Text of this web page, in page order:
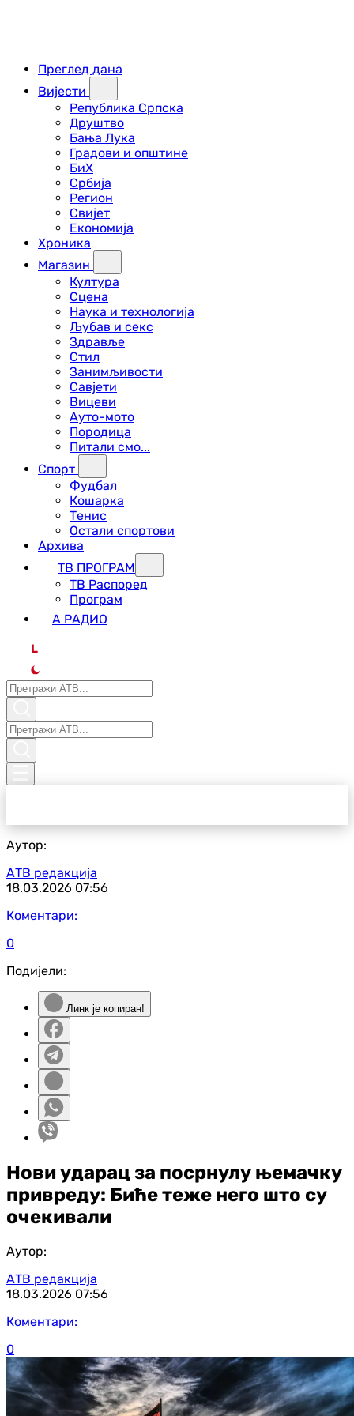
Преглед дана
Вијести
Република Српска
Друштво
Бања Лука
Градови и општине
БиХ
Србија
Регион
Свијет
Економија
Хроника
Магазин
Култура
Сцена
Наука и технологија
Љубав и секс
Здравље
Стил
Занимљивости
Савјети
Вицеви
Ауто-мото
Породица
Питали смо...
Спорт
Фудбал
Кошарка
Тенис
Остали спортови
Архива
ТВ ПРОГРАМ
ТВ Распоред
Програм
А РАДИО
L
Аутор:
АТВ редакција
18.03.2026 07:56
Коментари:
0
Подијели:
Линк је копиран!
Нови ударац за посрнулу њемачку
привреду: Биће теже него што су
очекивали
Аутор:
АТВ редакција
18.03.2026 07:56
Коментари:
0